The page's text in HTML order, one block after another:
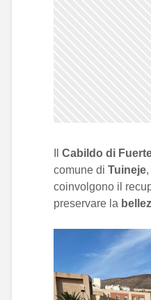
Cabildo di
comune di Tuineje
coinvolgono il
preservare la